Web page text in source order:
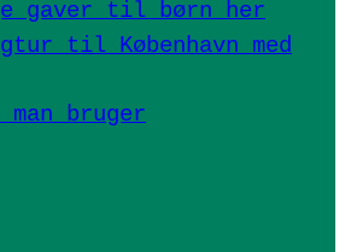
gaver til børn her
til København med
man bruger